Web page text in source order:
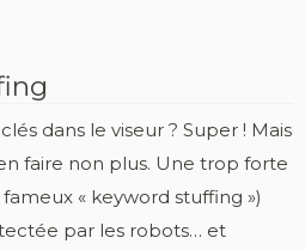
dans le viseur ? Super ! Mais
faire non plus. Une trop forte
« keyword stuffing »)
par les robots… et